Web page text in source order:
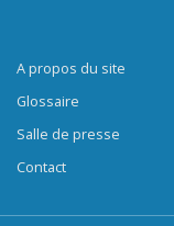
A propos du site
Glossaire
Salle de presse
Contact